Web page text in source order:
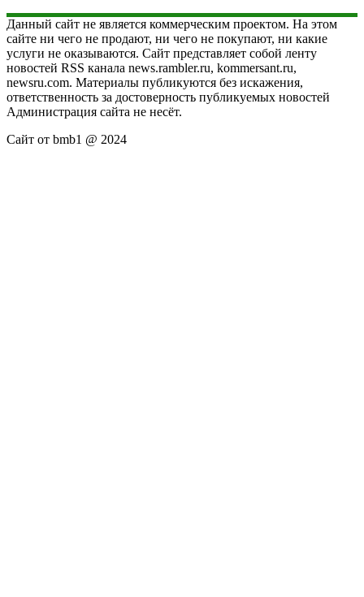
Данный сайт не является коммерческим проектом. На этом
сайте ни чего не продают, ни чего не покупают, ни какие
услуги не оказываются. Сайт представляет собой ленту
новостей RSS канала news.rambler.ru, kommersant.ru,
newsru.com. Материалы публикуются без искажения,
ответственность за достоверность публикуемых новостей
Администрация сайта не несёт.
Сайт от bmb1 @ 2024